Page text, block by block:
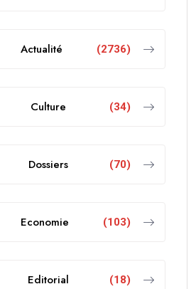
Actualité (2736)
Culture (34)
Dossiers (70)
Economie (103)
Editorial (18)